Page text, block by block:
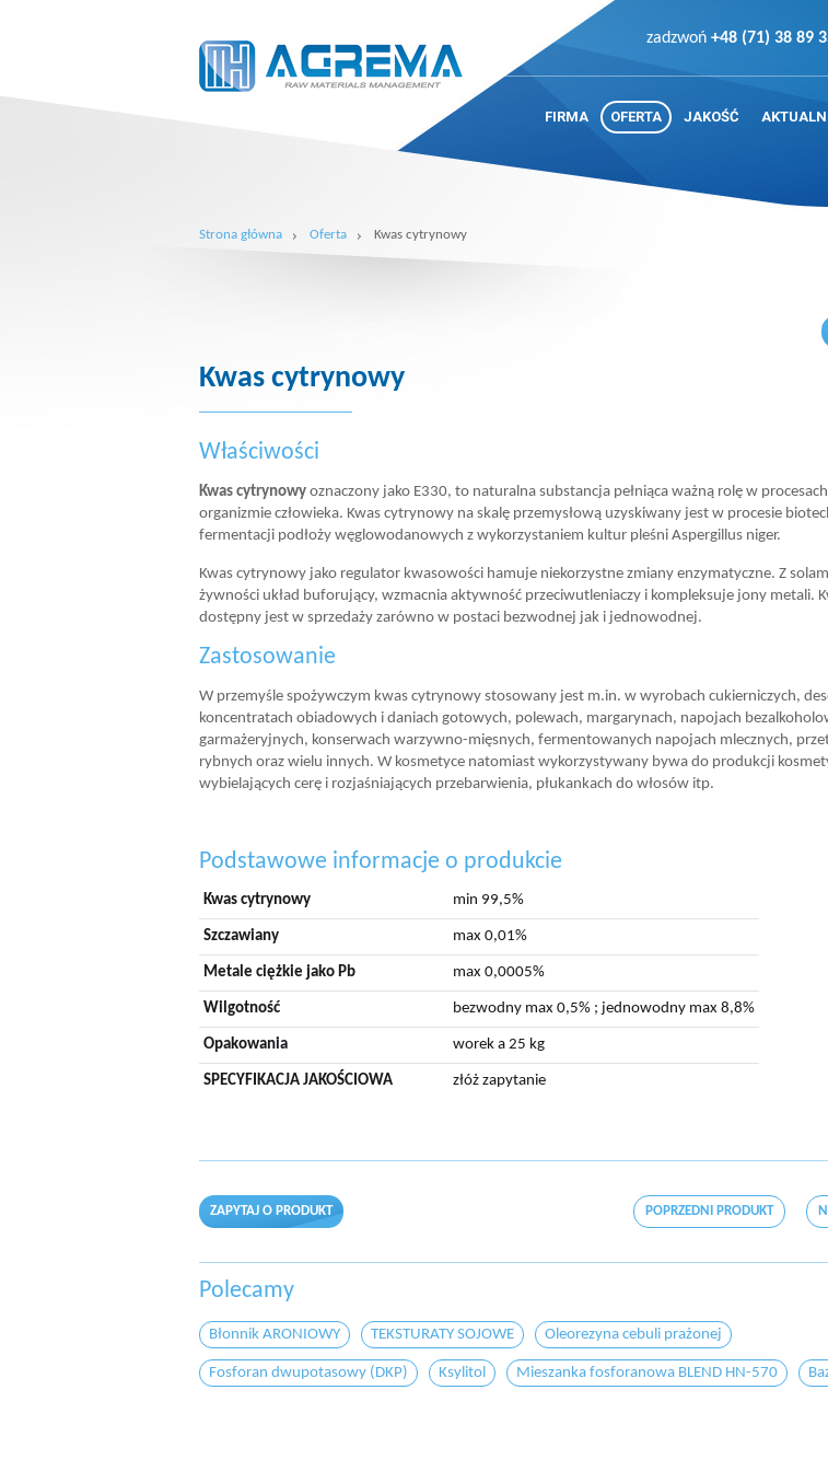
zadzwoń +48 (71) 38 89
FIRMA OFERTA JAKOŚĆ
Strona główna Oferta Kwas cytrynowy
Kwas cytrynowy
Właściwości
Kwas cytrynowy oznaczony jako E330, to naturalna substancja pełniąca ważną rolę w
organizmie człowieka. Kwas cytrynowy na skalę przemysłową uzyskiwany jest w procesie
fermentacji podłoży węglowodanowych z wykorzystaniem kultur pleśni Aspergillus niger.
Kwas cytrynowy jako regulator kwasowości hamuje niekorzystne zmiany enzymatyczne. Z
żywności układ buforujący, wzmacnia aktywność przeciwutleniaczy i kompleksuje jony metali.
dostępny jest w sprzedaży zarówno w postaci bezwodnej jak i jednowodnej.
Zastosowanie
W przemyśle spożywczym kwas cytrynowy stosowany jest m.in. w wyrobach cukierniczych,
koncentratach obiadowych i daniach gotowych, polewach, margarynach, napojach
garmażeryjnych, konserwach warzywno-mięsnych, fermentowanych napojach mlecznych,
rybnych oraz wielu innych. W kosmetyce natomiast wykorzystywany bywa do produkcji
wybielających cerę i rozjaśniających przebarwienia, płukankach do włosów itp.
Podstawowe informacje o produkcie
Kwas cytrynowy min 99,5%
Szczawiany max 0,01%
Metale ciężkie jako Pb max 0,0005%
Wilgotność bezwodny max 0,5% ; jednowodny max 8,8%
Opakowania worek a 25 kg
SPECYFIKACJA JAKOŚCIOWA złóż zapytanie
ZAPYTAJ O PRODUKT POPRZEDNI PRODUKT
Polecamy
Błonnik ARONIOWY TEKSTURATY SOJOWE Oleorezyna cebuli prażonej
Fosforan dwupotasowy (DKP) Ksylitol Mieszanka fosforanowa BLEND HN-570